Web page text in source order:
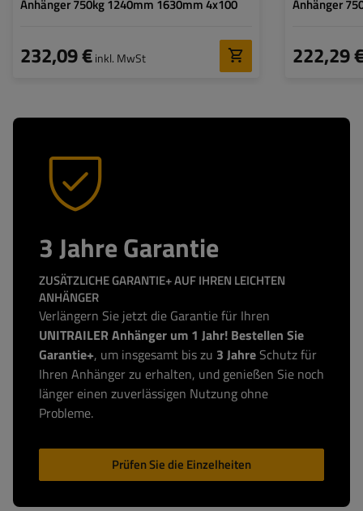
Anhänger 750kg 1240mm 1630mm 4x100
232,09 €inkl. MwSt
Anhänger
222,29
3 Jahre Garantie
ZUSÄTZLICHE GARANTIE+ AUF IHREN LEICHTEN
ANHÄNGER
Verlängern Sie jetzt die Garantie für Ihren
UNITRAILER Anhänger um 1 Jahr! Bestellen Sie
Garantie+, um insgesamt bis zu 3 Jahre Schutz für
Ihren Anhänger zu erhalten, und genießen Sie noch
länger einen zuverlässigen Nutzung ohne
Probleme.
Prüfen Sie die Einzelheiten